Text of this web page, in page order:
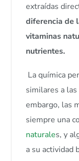
extraídas
diferencia de
vitaminas
nutrientes.
La química
similares a
embargo, las
siempre una
naturales, y
a su actividad